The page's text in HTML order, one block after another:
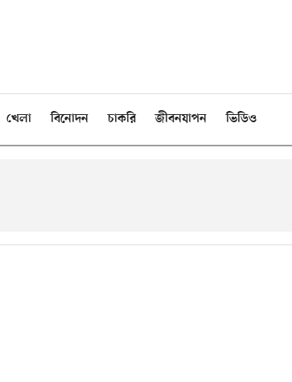
খেলা বিনোদন চাকরি জীবনযাপন ভিডিও